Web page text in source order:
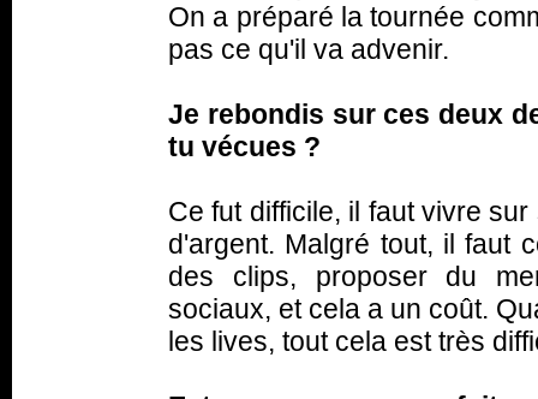
On a préparé la tournée
pas ce qu'il va advenir.
Je rebondis sur ces deux
tu vécues ?
Ce fut difficile, il faut vivre
d'argent. Malgré tout, il faut
des clips, proposer du
sociaux, et cela a un coût.
les lives, tout cela est très